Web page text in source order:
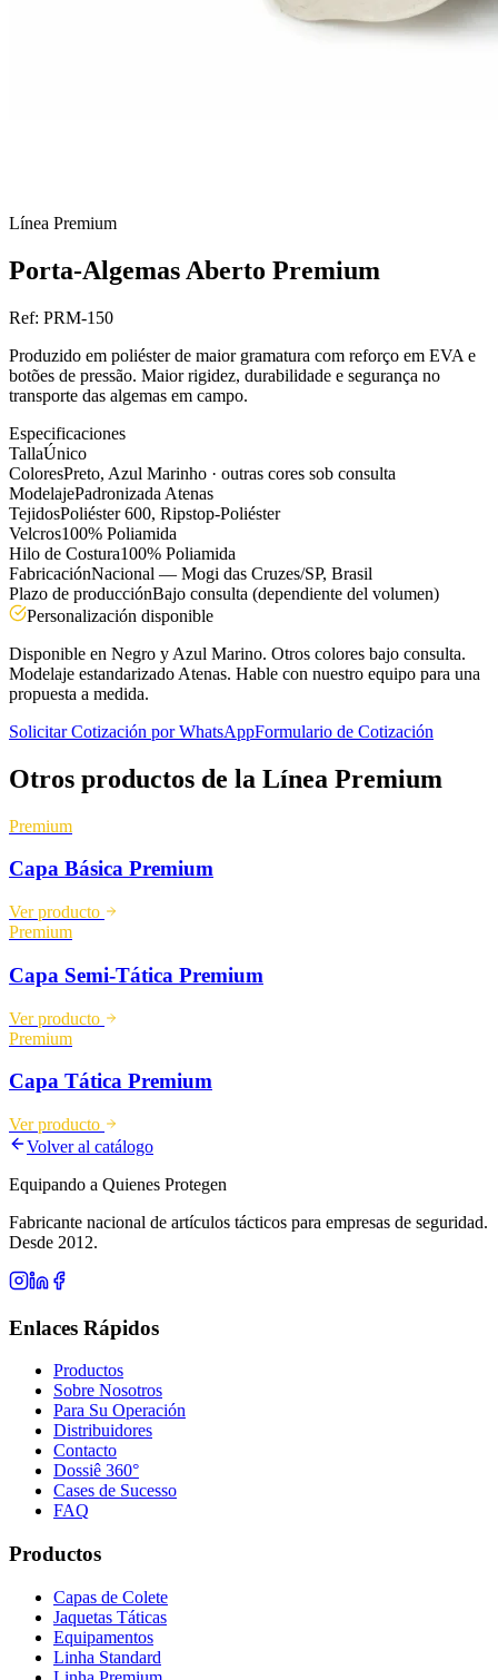
Línea Premium
Porta-Algemas Aberto Premium
Ref: PRM-150
Produzido em poliéster de maior gramatura com reforço em EVA e
botões de pressão. Maior rigidez, durabilidade e segurança no
transporte das algemas em campo.
Especificaciones
TallaÚnico
ColoresPreto, Azul Marinho · outras cores sob consulta
ModelajePadronizada Atenas
TejidosPoliéster 600, Ripstop-Poliéster
Velcros100% Poliamida
Hilo de Costura100% Poliamida
FabricaciónNacional — Mogi das Cruzes/SP, Brasil
Plazo de producciónBajo consulta (dependiente del volumen)
Personalización disponible
Disponible en Negro y Azul Marino. Otros colores bajo consulta.
Modelaje estandarizado Atenas. Hable con nuestro equipo para una
propuesta a medida.
Solicitar Cotización por WhatsAppFormulario de Cotización
Otros productos de la Línea Premium
Premium
Capa Básica Premium
Ver producto
Premium
Capa Semi-Tática Premium
Ver producto
Premium
Capa Tática Premium
Ver producto
Volver al catálogo
Equipando a Quienes Protegen
Fabricante nacional de artículos tácticos para empresas de seguridad.
Desde 2012.
Enlaces Rápidos
Productos
Sobre Nosotros
Para Su Operación
Distribuidores
Contacto
Dossiê 360°
Cases de Sucesso
FAQ
Productos
Capas de Colete
Jaquetas Táticas
Equipamentos
Linha Standard